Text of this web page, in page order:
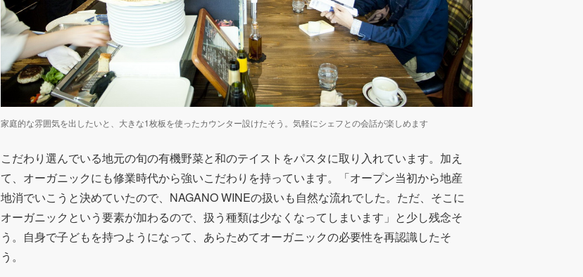
家庭的な雰囲気を出したいと、大きな1枚板を使ったカウンター設けたそう。気軽にシェフとの会話が楽しめます
こだわり選んでいる地元の旬の有機野菜と和のテイストをパスタに取り入れています。加え
て、オーガニックにも修業時代から強いこだわりを持っています。「オープン当初から地産
地消でいこうと決めていたので、NAGANO WINEの扱いも自然な流れでした。ただ、そこに
オーガニックという要素が加わるので、扱う種類は少なくなってしまいます」と少し残念そ
う。自身で子どもを持つようになって、あらためてオーガニックの必要性を再認識したそ
う。